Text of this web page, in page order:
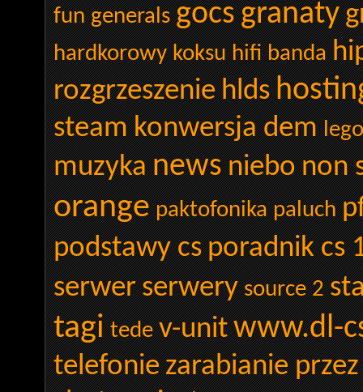
fun generals gocsgranaty
hardkorowy koksu hifi banda
rozgrzeszeniehlds
steamkonwersja dem lego
muzykanewsniebonon
orange paktofonika paluch
podstawy csporadnik cs
serwerserwery source 2
tagi tede v-unitwww.dl-
telefoniezarabianie